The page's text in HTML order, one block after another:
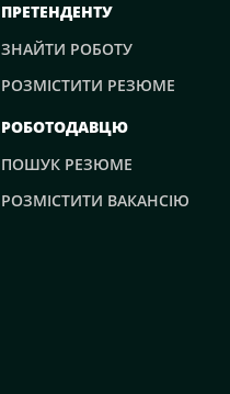
ПРЕТЕНДЕНТУ
ЗНАЙТИ РОБОТУ
РОЗМІСТИТИ РЕЗЮМЕ
РОБОТОДАВЦЮ
ПОШУК РЕЗЮМЕ
РОЗМІСТИТИ ВАКАНСІЮ